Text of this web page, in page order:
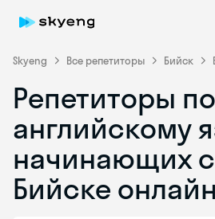
Skyeng Все репетиторы Бийск
Репетиторы по
английскому
начинающих с
Бийске онлайн